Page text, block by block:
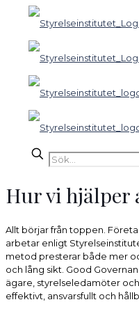
Hur vi hjälper
Allt börjar från toppen.
arbetar enligt
metod presterar både mer
och lång sikt. Good
ägare, styrelseledamöter
effektivt, ansvarsfullt och